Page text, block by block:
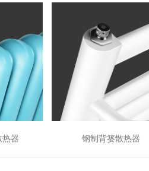
热器 钢制背篓散热器